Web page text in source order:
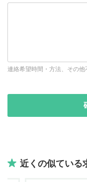
連絡希望時間・方法、その
近くの似ている